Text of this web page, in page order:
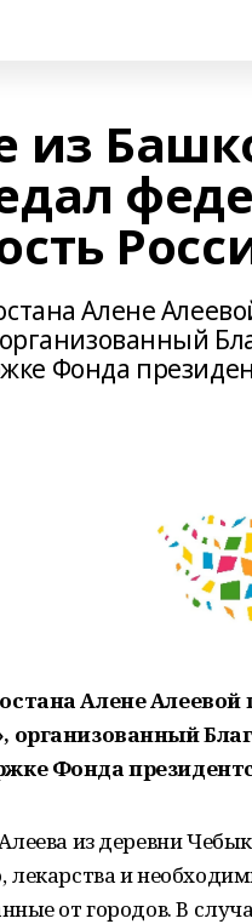
из
Алене
организованный
Фонда
Алене
организованный
Фонда
из деревни
лекарства и
от городов. В